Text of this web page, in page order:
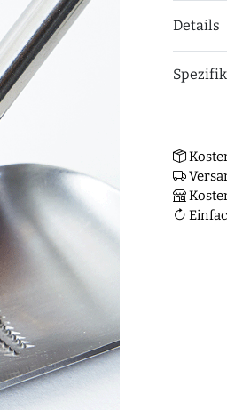
Details